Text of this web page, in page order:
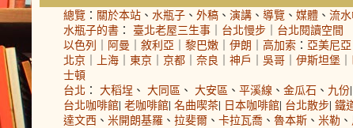
總覽 ： 關於本站 、 水瓶子 、 外稿 、 演講 、 導覽 、 媒體 、 流
水瓶子的書 ： 臺北老屋三生事 ｜ 台北慢步 ｜ 台北閱讀空間
以色列 ｜ 阿曼 ｜ 敘利亞 ｜ 黎巴嫩 ｜ 伊朗 ｜ 高加索 ： 亞美尼亞
北京 ｜ 上海 ｜ 東京 ｜ 京都 ｜ 奈良 ｜ 神戶 ｜ 吳哥 ｜ 伊斯坦堡 ｜
士頓
台北 ： 大稻埕 、 大同區 、 大安區 、 平溪線 、 金瓜石 、 九份|
台北咖啡館| 老咖啡館| 名曲喫茶| 日本咖啡館| 台北散步| 鐵
達文西 、 米開朗基羅 、 拉斐爾 、 卡拉瓦喬 、 魯本斯 、 米勒 、